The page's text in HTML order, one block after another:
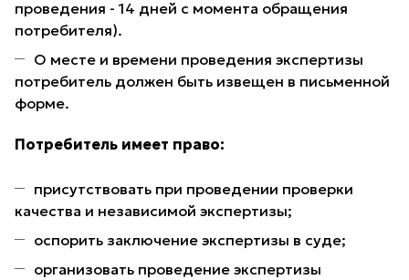
проведения - 14 дней с момента обращения
потребителя).
О месте и времени проведения экспертизы
потребитель должен быть извещен в письменной
форме.
Потребитель имеет право:
присутствовать при проведении проверки
качества и независимой экспертизы;
оспорить заключение экспертизы в суде;
организовать проведение экспертизы